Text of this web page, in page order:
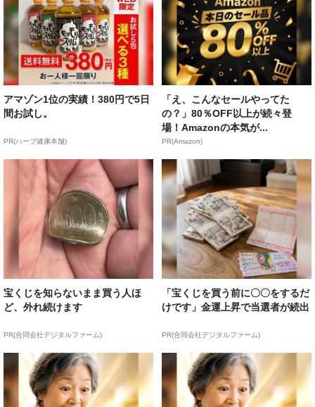
アマゾン1位の実績！380円で5日
間お試し。
PR(ハーブ健康本舗)
「え、こんなセールやってた
の？」80％OFF以上が続々登
場！Amazonの本気が...
PR(Amazon)
宝くじを知らないまま買う人ほ
ど、外れ続けます
PR(合同会社デジタルファーム)
「宝くじを買う前に〇〇をするだ
けです」金運上昇で当選者が続出
PR(合同会社デジタルファーム)